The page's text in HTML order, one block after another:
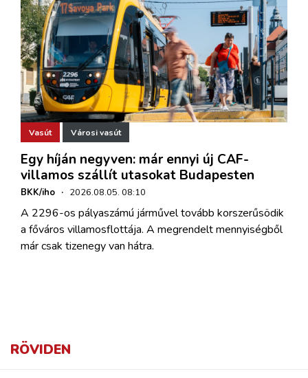
Vasút Városi vasút
Egy híján negyven: már ennyi új CAF-
villamos szállít utasokat Budapesten
BKK/iho · 2026.08.05. 08:10
A 2296-os pályaszámú járművel tovább korszerűsödik
a főváros villamosflottája. A megrendelt mennyiségből
már csak tizenegy van hátra.
RÖVIDEN